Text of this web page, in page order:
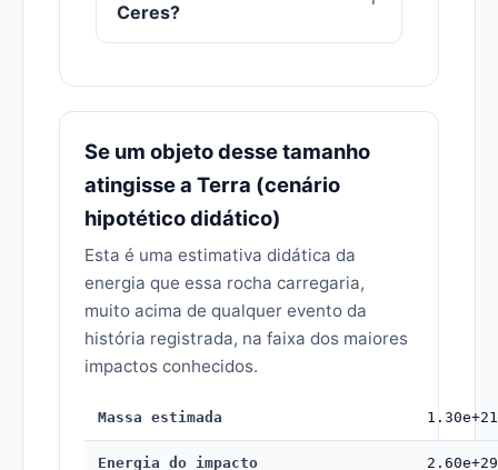
Ceres?
Se um objeto desse tamanho
atingisse a Terra (cenário
hipotético didático)
Esta é uma estimativa didática da
energia que essa rocha carregaria,
muito acima de qualquer evento da
história registrada, na faixa dos maiores
impactos conhecidos.
Massa estimada
Energia do impacto